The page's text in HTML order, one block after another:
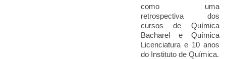
como uma
retrospectiva dos
cursos de Química
Bacharel e Química
Licenciatura e 10 anos
do Instituto de Química.